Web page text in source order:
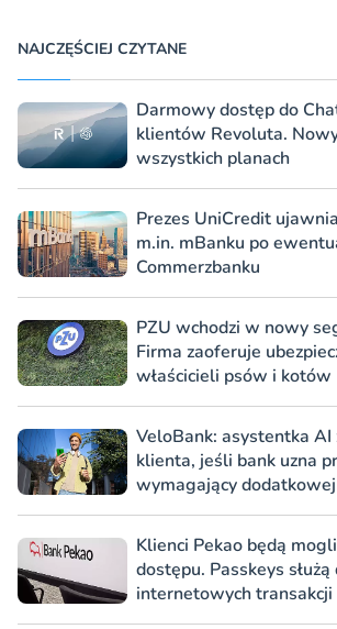
NAJCZĘŚCIEJ CZYTANE
Darmowy dostęp do
klientów Revoluta.
wszystkich planach
Prezes UniCredit
m.in. mBanku po
Commerzbanku
PZU wchodzi w nowy
Firma zaoferuje
właścicieli psów i kotów
VeloBank: asystentka AI
klienta, jeśli bank uzna
wymagający
Klienci Pekao będą
dostępu. Passkeys
internetowych